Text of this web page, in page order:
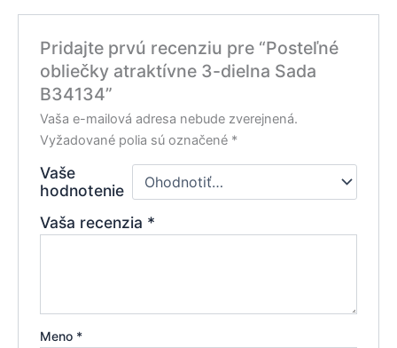
Pridajte prvú recenziu pre “Posteľné
obliečky atraktívne 3-dielna Sada
B34134”
Vaša e-mailová adresa nebude zverejnená.
Vyžadované polia sú označené *
Vaše
hodnotenie
Vaša recenzia *
Meno *